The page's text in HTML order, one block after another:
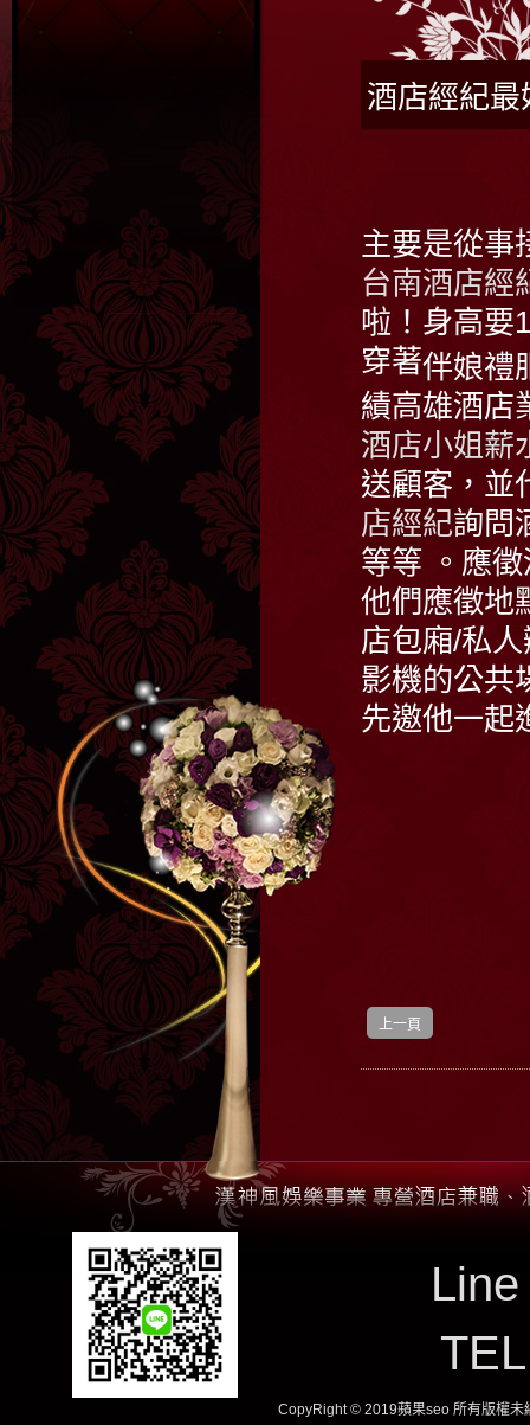
酒店經紀
主要是從事
台南酒店經
啦！身高要
穿著伴娘禮
績高雄酒店
酒店小姐薪
送顧客，並
店經紀詢問
等等 。應
他們應徵地
店包廂/私
影機的公共
先邀他一起
上一頁
CopyRight © 2019蘋果seo 所有版權未